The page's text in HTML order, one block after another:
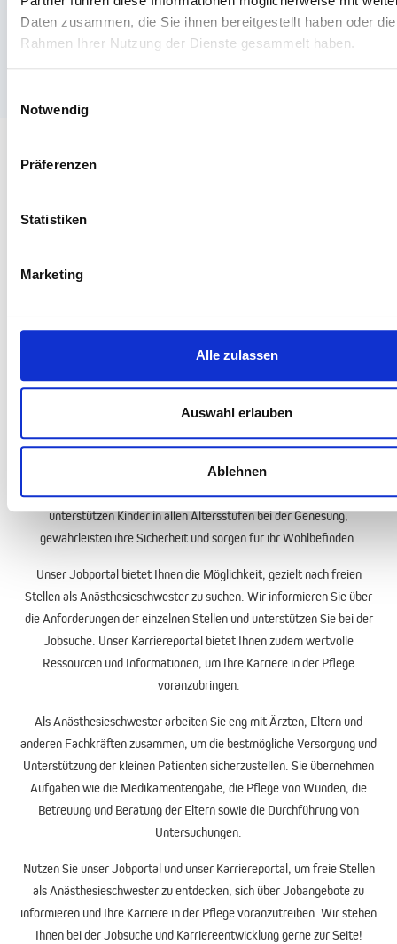
Daten zusammen, die Sie ihnen bereitgestellt haben oder
Rahmen Ihrer Nutzung der Dienste gesammelt haben.
Notwendig
Präferenzen
Statistiken
Marketing
Alle zulassen
Auswahl erlauben
Ablehnen
Jobvermittlungfür bundesweite Stellen in der Pflegebranche
anzubieten.
Als Anästhesieschwester sind Sie spezialisiert auf die Pflege und
Betreuung von Kindern in verschiedenen medizinischen Einrichtungen
wie Kinderkliniken, Kinderstationen oder pädiatrischen Praxen. Sie
unterstützen Kinder in allen Altersstufen bei der Genesung,
gewährleisten ihre Sicherheit und sorgen für ihr Wohlbefinden.
UnserJobportalbietet Ihnen die Möglichkeit, gezielt nach freien
Stellen als Anästhesieschwester zu suchen. Wir informieren Sie über
die Anforderungen der einzelnen Stellen und unterstützen Sie bei der
Jobsuche . Unser Karriereportal bietet Ihnen zudem wertvolle
Ressourcen und Informationen, um Ihre Karriere in der Pflege
voranzubringen.
Als Anästhesieschwester arbeiten Sie eng mit Ärzten, Eltern und
anderen Fachkräften zusammen, um die bestmögliche Versorgung und
Unterstützung der kleinen Patienten sicherzustellen. Sie übernehmen
Aufgaben wie die Medikamentengabe, die Pflege von Wunden, die
Betreuung und Beratung der Eltern sowie die Durchführung von
Untersuchungen.
Nutzen Sie unserJobportalund unser Karriereportal, um freie Stellen
als Anästhesieschwester zu entdecken, sich über Jobangebote zu
informieren und Ihre Karriere in der Pflege voranzutreiben. Wir stehen
Ihnen bei der Jobsuche und Karriereentwicklung gerne zur Seite!